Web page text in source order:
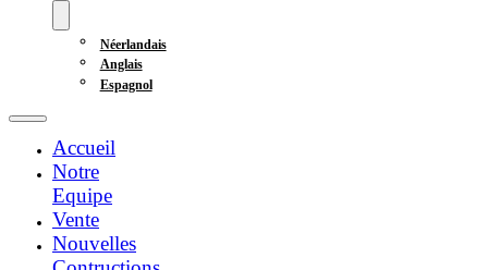
Néerlandais
Anglais
Espagnol
Accueil
Notre
Equipe
Vente
Nouvelles